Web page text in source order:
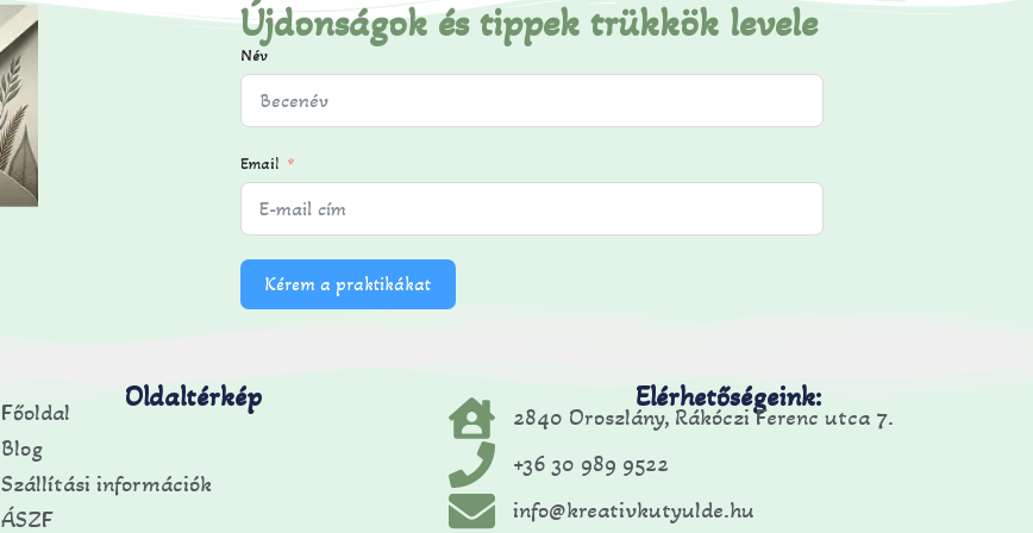
Újdonságok és tippek trükkök levele
Név
Email
Kérem a praktikákat
Oldaltérkép
Főoldal
Blog
Szállítási információk
ÁSZF
Elérhetőségeink:
2840 Oroszlány, Rákóczi Ferenc utca 7.
+36 30 989 9522
info@kreativkutyulde.hu